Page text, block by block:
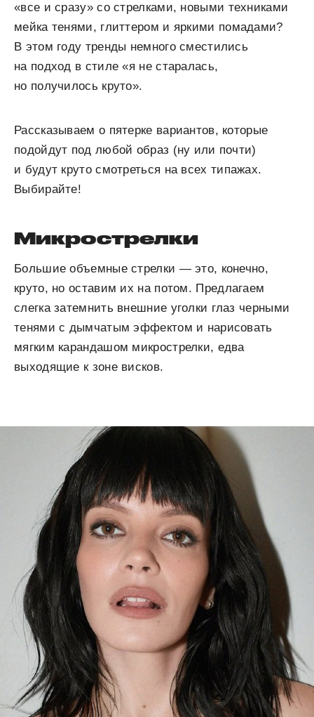
«все и сразу» со стрелками, новыми техниками
мейка тенями, глиттером и яркими помадами?
В этом году тренды немного сместились
на подход в стиле «я не старалась,
но получилось круто».
Рассказываем о пятерке вариантов, которые
подойдут под любой образ (ну или почти)
и будут круто смотреться на всех типажах.
Выбирайте!
Микрострелки
Большие объемные стрелки — это, конечно,
круто, но оставим их на потом. Предлагаем
слегка затемнить внешние уголки глаз черными
тенями с дымчатым эффектом и нарисовать
мягким карандашом микрострелки, едва
выходящие к зоне висков.